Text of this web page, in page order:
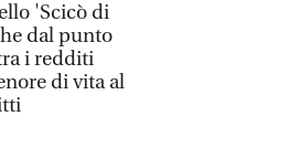
'Scicò di
dal punto
i redditi
di vita al